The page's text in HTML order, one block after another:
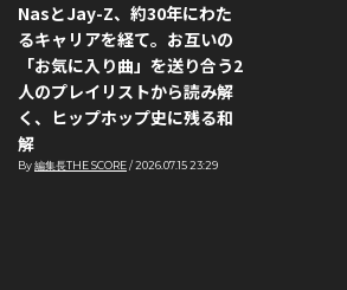
NasとJay-Z、約30年にわた
るキャリアを経て。お互いの
「お気に入り曲」を送り合う2
人のプレイリストから読み解
く、ヒップホップ史に残る和
解
By編集長THE SCORE/2026.07.15 23:29